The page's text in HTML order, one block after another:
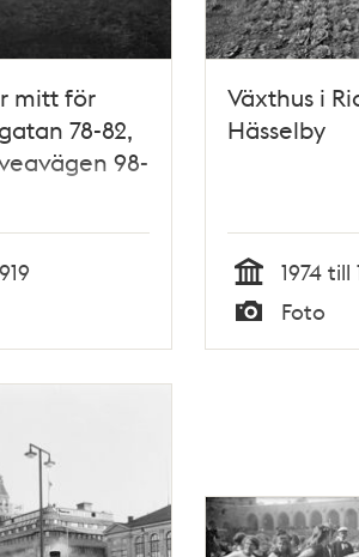
mitt för
78-82,
98-
Växthus i
Hässelby
Tid
1974 till
Foto